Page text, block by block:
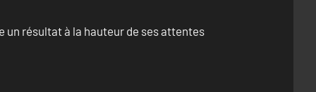
résultat à la hauteur de ses attentes